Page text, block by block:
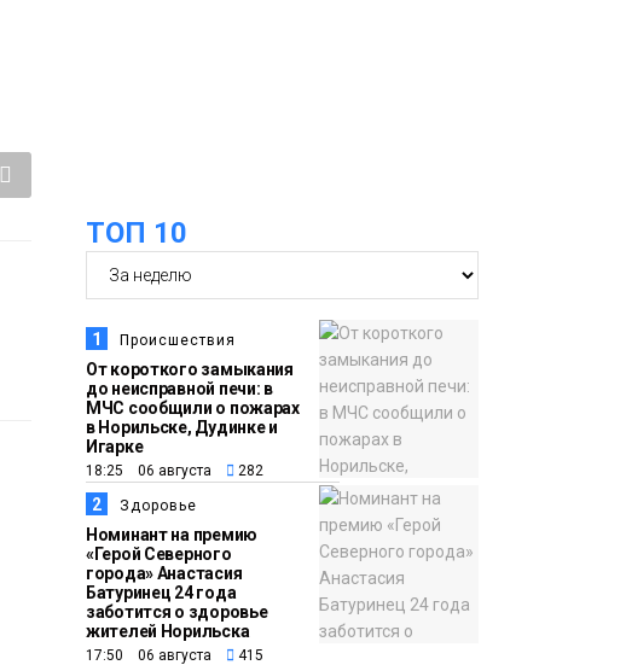
14:36
Плато
Путорана
На плато Путорана
создадут систему
наблюдения за вечной
мерзлотой и очистят
территорию от мусора
13:47
Новости
Заполярный
транспортный филиал
в Дудинке
заасфальтировал 47
тысяч «квадратов»
грузовых площадок
ТОП 10
1 Происшествия
От короткого замыкания
до неисправной печи: в
МЧС сообщили о пожарах
в Норильске, Дудинке и
Игарке
18:25 06 августа 282
2 Здоровье
Номинант на премию
«Герой Северного
города» Анастасия
Батуринец 24 года
заботится о здоровье
жителей Норильска
17:50 06 августа 415